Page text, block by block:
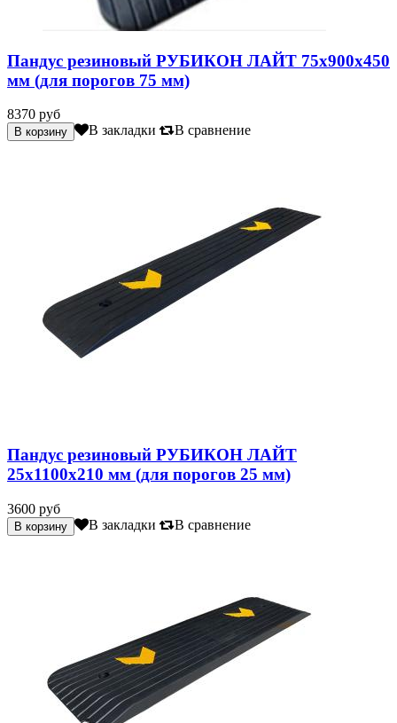
Пандус резиновый РУБИКОН ЛАЙТ 75х900х450
мм (для порогов 75 мм)
8370 руб
В закладки В сравнение
Пандус резиновый РУБИКОН ЛАЙТ
25х1100х210 мм (для порогов 25 мм)
3600 руб
В закладки В сравнение